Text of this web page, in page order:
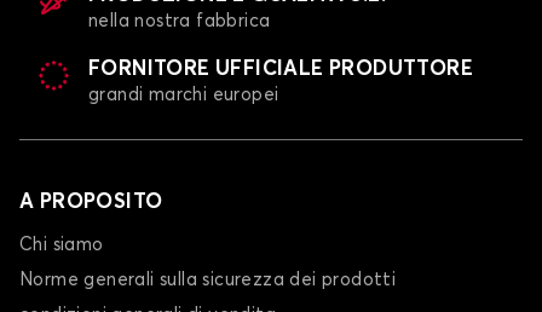
nella nostra fabbrica
FORNITORE UFFICIALE PRODUTTORE
grandi marchi europei
A PROPOSITO
Chi siamo
Norme generali sulla sicurezza dei prodotti